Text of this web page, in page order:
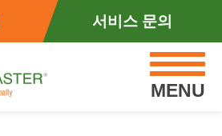
서비스 문의
MENU